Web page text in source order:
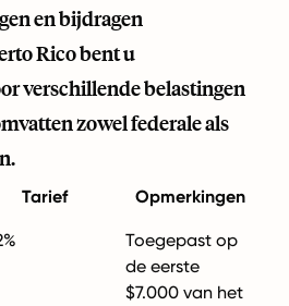
en bijdragen
Rico bent u
verschillende belastingen
zowel federale als
Tarief Opmerkingen
Toegepast op
de eerste
$7.000 van het